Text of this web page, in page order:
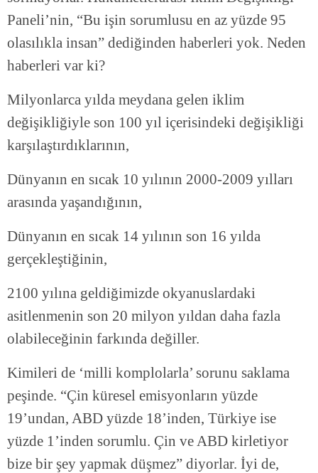
Paneli’nin, “Bu işin sorumlusu en az yüzde 95
olasılıkla insan” dediğinden haberleri yok. Neden
haberleri var ki?
Milyonlarca yılda meydana gelen iklim
değişikliğiyle son 100 yıl içerisindeki değişikliği
karşılaştırdıklarının,
Dünyanın en sıcak 10 yılının 2000-2009 yılları
arasında yaşandığının,
Dünyanın en sıcak 14 yılının son 16 yılda
gerçekleştiğinin,
2100 yılına geldiğimizde okyanuslardaki
asitlenmenin son 20 milyon yıldan daha fazla
olabileceğinin farkında değiller.
Kimileri de ‘milli komplolarla’ sorunu saklama
peşinde. “Çin küresel emisyonların yüzde
19’undan, ABD yüzde 18’inden, Türkiye ise
yüzde 1’inden sorumlu. Çin ve ABD kirletiyor
bize bir şey yapmak düşmez” diyorlar. İyi de,